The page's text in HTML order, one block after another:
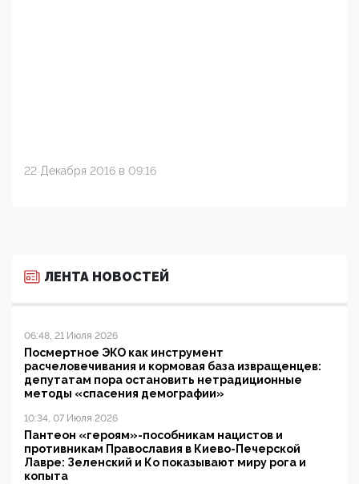
22 Декабря 2016 в 09:16
ЛЕНТА НОВОСТЕЙ
06:48, 21 Июля 2026
Посмертное ЭКО как инструмент
расчеловечивания и кормовая база извращенцев:
депутатам пора остановить нетрадиционные
методы «спасения демографии»
10:34, 07 Июля 2026
Пантеон «героям»-пособникам нацистов и
противникам Православия в Киево-Печерской
Лавре: Зеленский и Ко показывают миру рога и
копыта